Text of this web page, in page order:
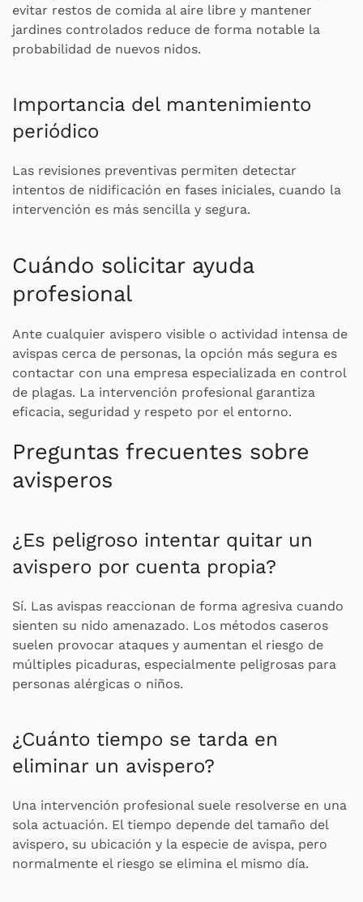
evitar restos de comida al aire libre y mantener
jardines controlados reduce de forma notable la
probabilidad de nuevos nidos.
Importancia del mantenimiento
periódico
Las revisiones preventivas permiten detectar
intentos de nidificación en fases iniciales, cuando la
intervención es más sencilla y segura.
Cuándo solicitar ayuda
profesional
Ante cualquier avispero visible o actividad intensa de
avispas cerca de personas, la opción más segura es
contactar con una empresa especializada en control
de plagas. La intervención profesional garantiza
eficacia, seguridad y respeto por el entorno.
Preguntas frecuentes sobre
avisperos
¿Es peligroso intentar quitar un
avispero por cuenta propia?
Sí. Las avispas reaccionan de forma agresiva cuando
sienten su nido amenazado. Los métodos caseros
suelen provocar ataques y aumentan el riesgo de
múltiples picaduras, especialmente peligrosas para
personas alérgicas o niños.
¿Cuánto tiempo se tarda en
eliminar un avispero?
Una intervención profesional suele resolverse en una
sola actuación. El tiempo depende del tamaño del
avispero, su ubicación y la especie de avispa, pero
normalmente el riesgo se elimina el mismo día.